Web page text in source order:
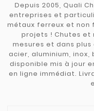
Depuis 2005, Quali
entreprises et
métaux ferreux et non
projets ! Chutes
mesures et dans plus
acier, aluminium,
disponible mis à jour
en ligne immédiat.